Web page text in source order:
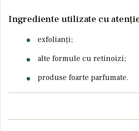
Ingrediente utilizate cu
exfolianți;
alte formule cu retinoizi;
produse foarte parfumate.